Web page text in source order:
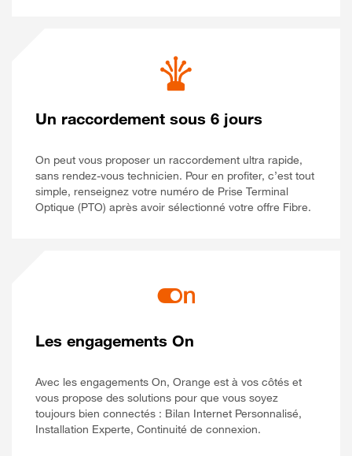
Un raccordement sous 6 jours
On peut vous proposer un raccordement ultra rapide,
sans rendez-vous technicien. Pour en profiter, c’est tout
simple, renseignez votre numéro de Prise Terminal
Optique (PTO) après avoir sélectionné votre offre Fibre.
Les engagements On
Avec les engagements On, Orange est à vos côtés et
vous propose des solutions pour que vous soyez
toujours bien connectés : Bilan Internet Personnalisé,
Installation Experte, Continuité de connexion.